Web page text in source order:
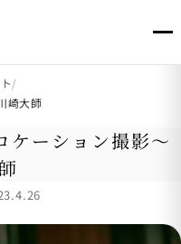
市 AO AQUA
崎大師
ケーション撮影〜